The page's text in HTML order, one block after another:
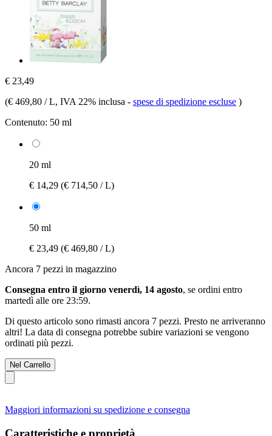
€ 23,49
(€ 469,80 / L, IVA 22% inclusa - spese di spedizione escluse )
Contenuto: 50 ml
20 ml
€ 14,29 (€ 714,50 / L)
50 ml
€ 23,49 (€ 469,80 / L)
Ancora 7 pezzi in magazzino
Consegna entro il giorno venerdì, 14 agosto, se ordini entro
martedì alle ore 23:59.
Di questo articolo sono rimasti ancora 7 pezzi. Presto ne arriveranno
altri! La data di consegna potrebbe subire variazioni se vengono
ordinati più pezzi.
Nel Carrello
Maggiori informazioni su spedizione e consegna
Caratteristiche e proprietà